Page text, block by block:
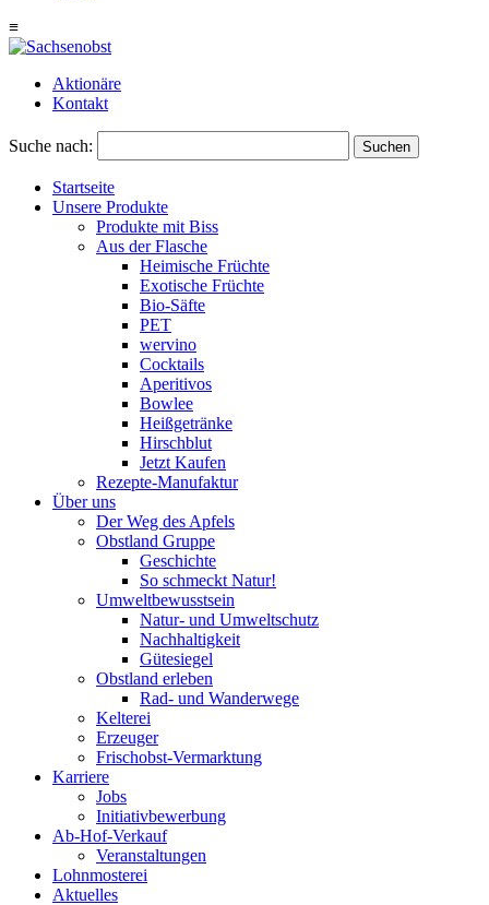
≡
Aktionäre
Kontakt
Suche nach: Suchen
Startseite
Unsere Produkte
Produkte mit Biss
Aus der Flasche
Heimische Früchte
Exotische Früchte
Bio-Säfte
PET
wervino
Cocktails
Aperitivos
Bowlee
Heißgetränke
Hirschblut
Jetzt Kaufen
Rezepte-Manufaktur
Über uns
Der Weg des Apfels
Obstland Gruppe
Geschichte
So schmeckt Natur!
Umweltbewusstsein
Natur- und Umweltschutz
Nachhaltigkeit
Gütesiegel
Obstland erleben
Rad- und Wanderwege
Kelterei
Erzeuger
Frischobst-Vermarktung
Karriere
Jobs
Initiativbewerbung
Ab-Hof-Verkauf
Veranstaltungen
Lohnmosterei
Aktuelles